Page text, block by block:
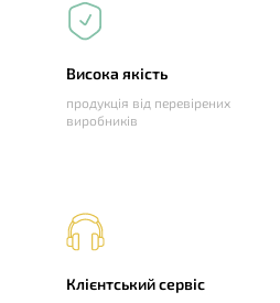
Висока якість
продукція від перевірених
виробників
Клієнтський сервіс